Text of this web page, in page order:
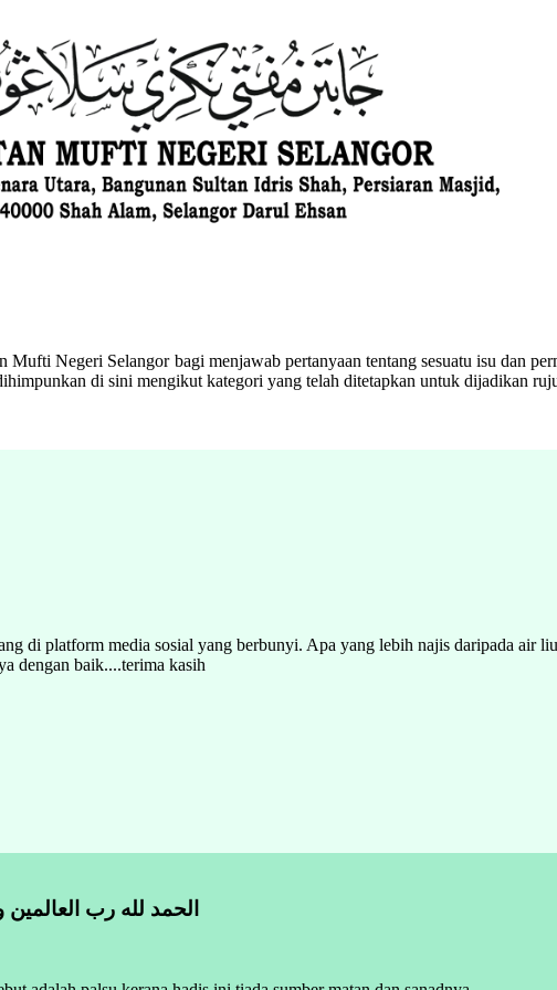
Negeri Selangor bagi menjawab pertanyaan tentang sesuatu isu dan
di sini mengikut kategori yang telah ditetapkan untuk dijadikan
di platform media sosial yang berbunyi. Apa yang lebih najis daripada air
dengan baik....terima kasih
الحمد لله رب